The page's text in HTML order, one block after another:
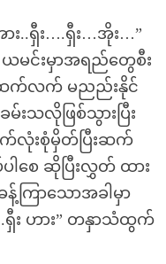
း..ရှီး….ရှီး…အိုး…”
ယမင်းမှာအရည်တွေစီး
က်လက် မညည်းနိုင်
သလိုဖြစ်သွားပြီး
က်လုံးစုံမှိတ်ပြီးဆက်
ါစေ ဆိုပြီးလွှတ် ထား
န့်ကြာသောအခါမှာ
ရှီး ဟား” တနှာသံထွက်